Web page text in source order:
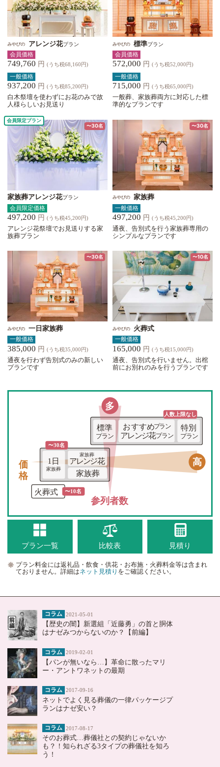
みやびの アレンジ花プラン
会員価格
749,760 円 (うち税68,160円)
一般価格
937,200 円 (うち税85,200円)
白木祭壇を使わずにお花のみで故
人様らしいお見送り
みやびの 標準プラン
会員価格
572,000 円 (うち税52,000円)
一般価格
715,000 円 (うち税65,000円)
一般葬、家族葬両方に対応した標
準的なプランです
会員限定プラン
〜30名
家族葬アレンジ花プラン
会員限定価格
497,200 円 (うち税45,200円)
アレンジ花祭壇でお見送りする家
族葬プラン
〜30名
みやびの 家族葬
一般価格
497,200 円 (うち税45,200円)
通夜、告別式を行う家族葬専用の
シンプルなプランです
〜30名
みやびの 一日家族葬
一般価格
385,000 円 (うち税35,000円)
通夜を行わず告別式のみの新しい
プランです
〜10名
みやびの 火葬式
一般価格
165,000 円 (うち税15,000円)
通夜、告別式を行いません。出棺
前にお別れのみを行うプランです
参列者数
価格
特別
プラン
火葬式
高
人数上限な し
1日
家族葬
多
〜30名
〜10名
家族葬
アレンジ花
家族葬
標準
プラン
おすすめプラン
アレンジ花プラン
プラン一覧 比較表 見積り
プラン料金には返礼品・飲食・供花・お布施・火葬料金等は含まれ
ておりません。詳細はネット見積り をご確認ください。
コラム 2021-05-01
【歴史の闇】新選組「近藤勇」の首と胴体
はナゼみつからないのか？【前編】
コラム 2019-02-01
【パンが無いなら…】革命に散ったマリ
ー・アントワネットの最期
コラム 2017-09-16
ネットでよく見る葬儀の一律パッケージプ
ランはナゼ安い？
コラム 2017-08-17
そのお葬式…葬儀社との契約じゃないか
も？！知られざる3タイプの葬儀社を知ろ
う！